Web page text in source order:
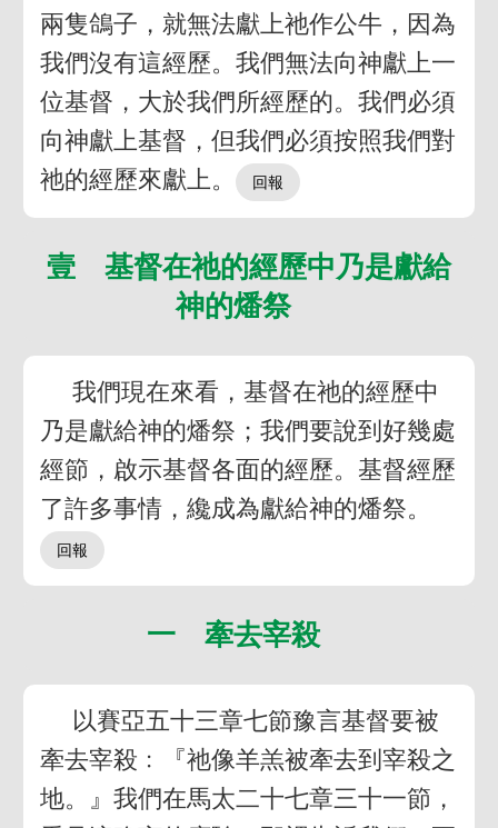
兩隻鴿子，就無法獻上祂作公牛，因為
我們沒有這經歷。我們無法向神獻上一
位基督，大於我們所經歷的。我們必須
向神獻上基督，但我們必須按照我們對
祂的經歷來獻上。
壹 基督在祂的經歷中乃是獻給
神的燔祭
我們現在來看，基督在祂的經歷中
乃是獻給神的燔祭；我們要說到好幾處
經節，啟示基督各面的經歷。基督經歷
了許多事情，纔成為獻給神的燔祭。
一 牽去宰殺
以賽亞五十三章七節豫言基督要被
牽去宰殺﹕『祂像羊羔被牽去到宰殺之
地。』我們在馬太二十七章三十一節，